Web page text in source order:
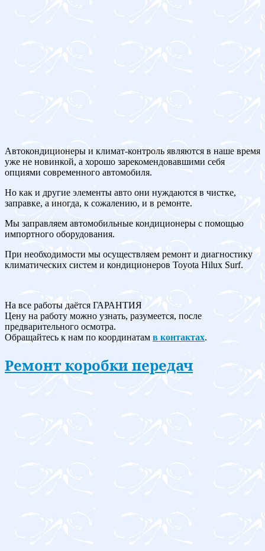
Автокондиционеры и климат-контроль являются в наше время
уже не новинкой, а хорошо зарекомендовавшими себя
опциями современного автомобиля.
Но как и другие элементы авто они нуждаются в чистке,
заправке, а иногда, к сожалению, и в ремонте.
Мы заправляем автомобильные кондиционеры с помощью
импортного оборудования.
При необходимости мы осуществляем ремонт и диагностику
климатических систем и кондиционеров Toyota Hilux Surf.
На все работы даётся ГАРАНТИЯ
Цену на работу можно узнать, разумеется, после
предварительного осмотра.
Обращайтесь к нам по координатам в контактах.
Ремонт коробки передач